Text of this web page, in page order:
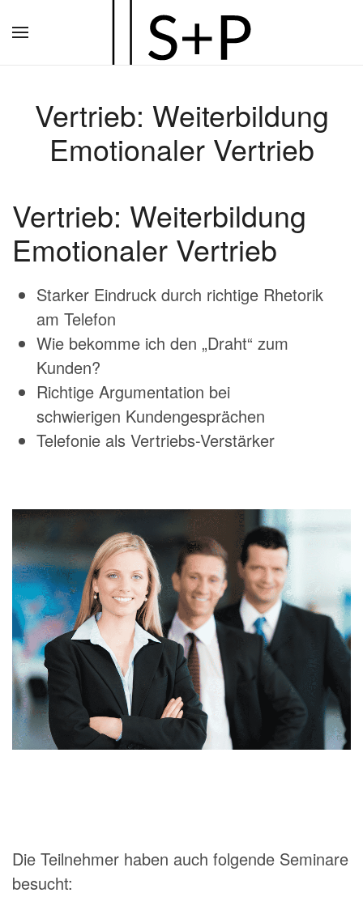
Hauptinhalt
Vertrieb: Weiterbildung
Emotionaler Vertrieb
Vertrieb: Weiterbildung
Emotionaler Vertrieb
Starker Eindruck durch richtige Rhetorik
am Telefon
Wie bekomme ich den „Draht“ zum
Kunden?
Richtige Argumentation bei
schwierigen Kundengesprächen
Telefonie als Vertriebs-Verstärker
Die Teilnehmer haben auch folgende Seminare
besucht: